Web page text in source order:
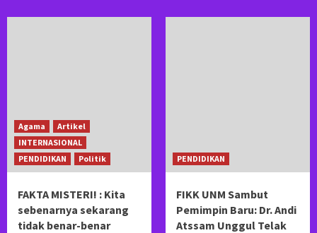
Agama
Artikel
INTERNASIONAL
PENDIDIKAN
Politik
FAKTA MISTERI! : Kita
sebenarnya sekarang
tidak benar-benar
PENDIDIKAN
FIKK UNM Sambut
Pemimpin Baru: Dr. Andi
Atssam Unggul Telak